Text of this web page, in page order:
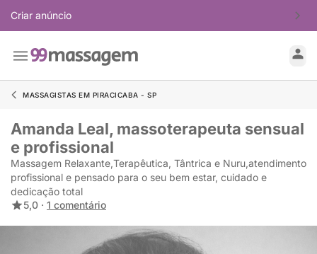
Criar anúncio
MASSAGISTAS EM PIRACICABA - SP
Amanda Leal, massoterapeuta sensual
e profissional
Massagem Relaxante,Terapêutica, Tântrica e Nuru,atendimento
profissional e pensado para o seu bem estar, cuidado e
dedicação total
5,0 · 1 comentário